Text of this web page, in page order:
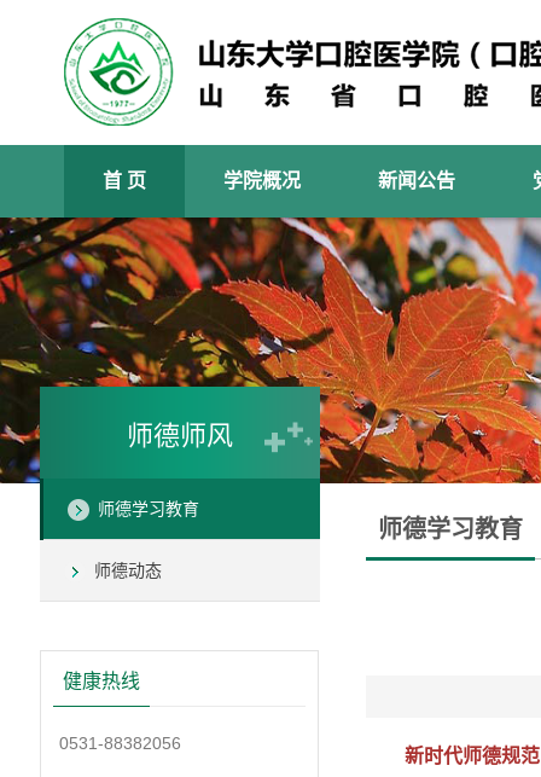
首 页 学院概况 新闻公告
师德师风
师德学习教育
师德动态
健康热线
0531-88382056
师德学习教育
新时代师德规范